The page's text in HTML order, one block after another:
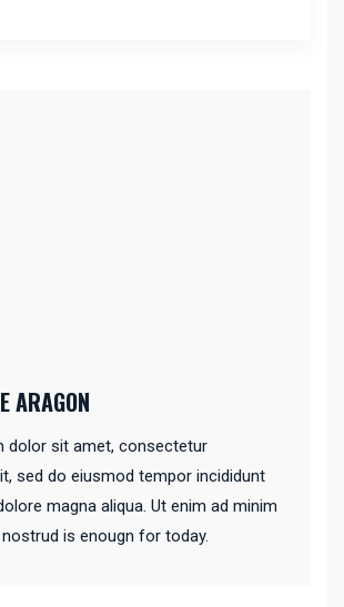
ARAGON
dolor sit amet, consectetur
sed do eiusmod tempor incididunt
magna aliqua. Ut enim ad minim
is enougn for today.